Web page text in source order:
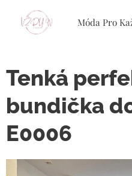
Móda Pro
Tenká
bundička
E0006